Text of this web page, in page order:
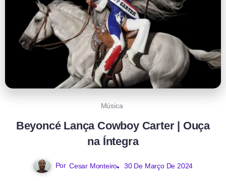
Música
Beyoncé Lança Cowboy Carter | Ouça
na Íntegra
Por Cesar Monteiro 30 De Março De 2024